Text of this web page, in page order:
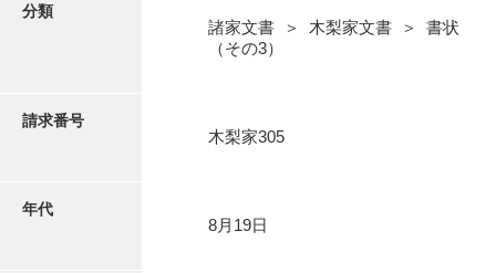
写真・絵はがき
分類
諸家文書 ＞ 木梨家文書 ＞ 書状
（その3）
請求番号
木梨家305
年代
8月19日